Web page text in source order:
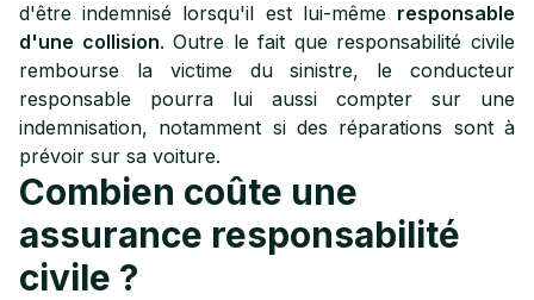
d'être indemnisé lorsqu'il est lui-même responsable
d'une collision. Outre le fait que responsabilité civile
rembourse la victime du sinistre, le conducteur
responsable pourra lui aussi compter sur une
indemnisation, notamment si des réparations sont à
prévoir sur sa voiture.
Combien coûte une
assurance responsabilité
civile ?